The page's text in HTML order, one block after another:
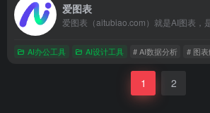
爱图表
AI办公工具 AI设计工具 # AI数据分析 # 图
1 2